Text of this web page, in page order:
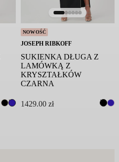
NOWOŚĆ
JOSEPH RIBKOFF
SUKIENKA DŁUGA Z
LAMÓWKĄ Z
KRYSZTAŁKÓW
CZARNA
1429.00 zł